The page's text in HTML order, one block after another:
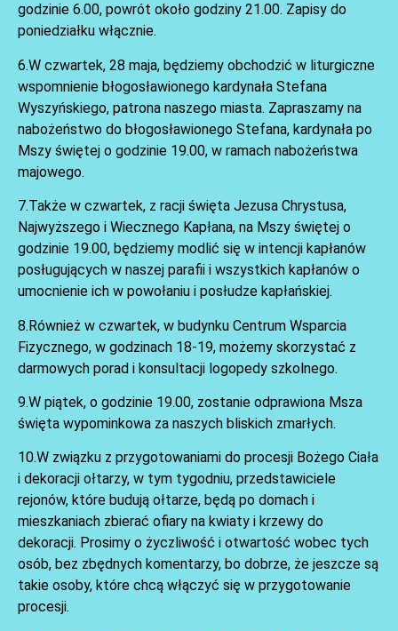
godzinie 6.00, powrót około godziny 21.00. Zapisy do
poniedziałku włącznie.
6.W czwartek, 28 maja, będziemy obchodzić w liturgiczne
wspomnienie błogosławionego kardynała Stefana
Wyszyńskiego, patrona naszego miasta. Zapraszamy na
nabożeństwo do błogosławionego Stefana, kardynała po
Mszy świętej o godzinie 19.00, w ramach nabożeństwa
majowego.
7.Także w czwartek, z racji święta Jezusa Chrystusa,
Najwyższego i Wiecznego Kapłana, na Mszy świętej o
godzinie 19.00, będziemy modlić się w intencji kapłanów
posługujących w naszej parafii i wszystkich kapłanów o
umocnienie ich w powołaniu i posłudze kapłańskiej.
8.Również w czwartek, w budynku Centrum Wsparcia
Fizycznego, w godzinach 18-19, możemy skorzystać z
darmowych porad i konsultacji logopedy szkolnego.
9.W piątek, o godzinie 19.00, zostanie odprawiona Msza
święta wypominkowa za naszych bliskich zmarłych.
10.W związku z przygotowaniami do procesji Bożego Ciała
i dekoracji ołtarzy, w tym tygodniu, przedstawiciele
rejonów, które budują ołtarze, będą po domach i
mieszkaniach zbierać ofiary na kwiaty i krzewy do
dekoracji. Prosimy o życzliwość i otwartość wobec tych
osób, bez zbędnych komentarzy, bo dobrze, że jeszcze są
takie osoby, które chcą włączyć się w przygotowanie
procesji.
AKTUALNOŚCI
AKTUALNOŚCI